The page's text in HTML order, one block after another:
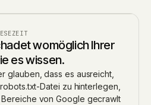
womöglich Ihrer
es wissen.
glauben, dass es ausreicht,
Datei zu hinterlegen,
von Google gecrawlt